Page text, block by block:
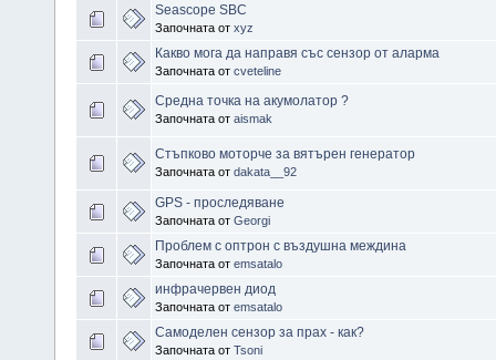
Seascope SBC
Започната от xyz
Какво мога да направя със сензор от аларма
Започната от cveteline
Средна точка на акумолатор ?
Започната от aismak
Стъпково моторче за вятърен генератор
Започната от dakata__92
GPS - проследяване
Започната от Georgi
Проблем с оптрон с въздушна междина
Започната от emsatalo
инфрачервен диод
Започната от emsatalo
Самоделен сензор за прах - как?
Започната от Tsoni